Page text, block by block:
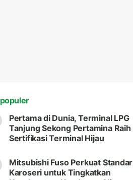
Pertama di Dunia, Terminal LPG
Tanjung Sekong Pertamina Raih
Sertifikasi Terminal Hijau
Mitsubishi Fuso Perkuat Standar
Karoseri untuk Tingkatkan